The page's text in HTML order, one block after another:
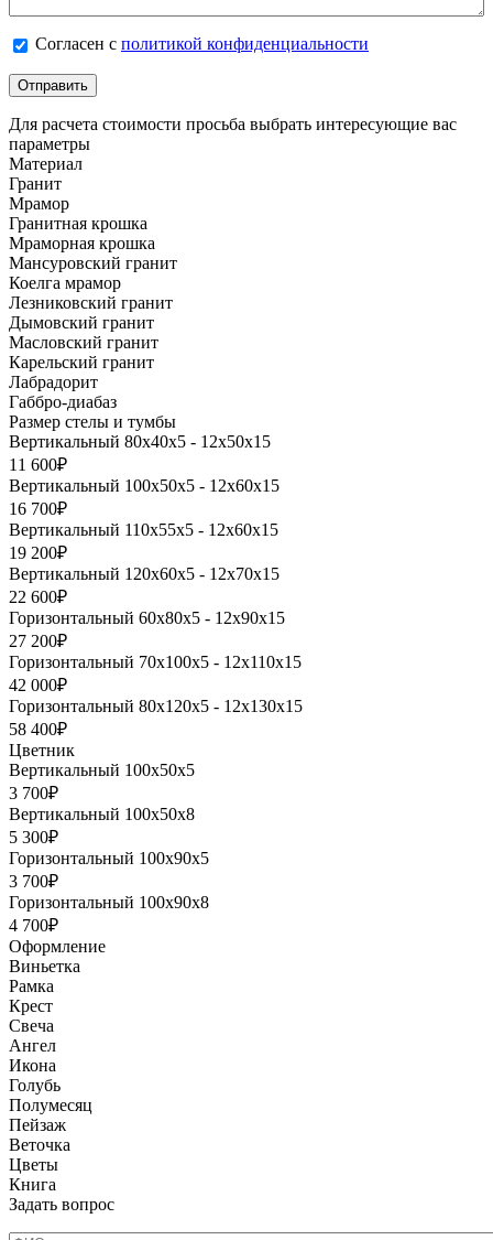
Согласен с политикой конфиденциальности*
Согласен с политикой конфиденциальности
Для расчета стоимости просьба выбрать интересующие вас
параметры
Материал
Гранит
Мрамор
Гранитная крошка
Мраморная крошка
Мансуровский гранит
Коелга мрамор
Лезниковский гранит
Дымовский гранит
Масловский гранит
Карельский гранит
Лабрадорит
Габбро-диабаз
Размер стелы и тумбы
Вертикальный 80х40х5 - 12х50х15
11 600₽
Вертикальный 100х50х5 - 12х60х15
16 700₽
Вертикальный 110х55х5 - 12х60х15
19 200₽
Вертикальный 120х60х5 - 12х70х15
22 600₽
Горизонтальный 60х80х5 - 12х90х15
27 200₽
Горизонтальный 70х100х5 - 12х110х15
42 000₽
Горизонтальный 80х120х5 - 12х130х15
58 400₽
Цветник
Вертикальный 100х50х5
3 700₽
Вертикальный 100х50х8
5 300₽
Горизонтальный 100х90х5
3 700₽
Горизонтальный 100х90х8
4 700₽
Оформление
Виньетка
Рамка
Крест
Свеча
Ангел
Икона
Голубь
Полумесяц
Пейзаж
Веточка
Цветы
Книга
Задать вопрос